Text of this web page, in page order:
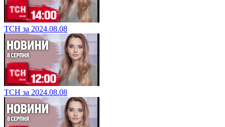
ТСН за 2024.08.08
ТСН за 2024.08.08